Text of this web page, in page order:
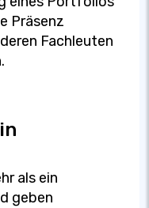
Präsenz
Fachleuten
als ein
geben